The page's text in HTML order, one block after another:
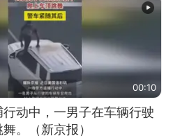
00:10
动中，一男子在车辆行驶
。（新京报）